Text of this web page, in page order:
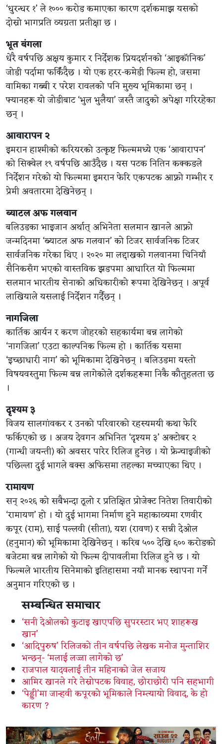
‘धुरन्धर १’ ले १००० करोड कमाएका कारण दर्शकमाझ यसको
दोस्रो भागप्रति व्यग्रता प्रतीक्षा छ ।
भूत बंगला
धेरै वर्षपछि अक्षय कुमार र निर्देशक प्रियदर्शनको ‘आइकॉनिक’
जोडी पर्दामा फर्किँदैछ । यो एक हरर-कमेडी फिल्म हो, जसमा
वामिका गब्बी र परेश रावलको पनि मुख्य भूमिकामा छन् ।
फ्यानहरू यो जोडीबाट ‘भुल भुलैया’ जस्तै जादुको अपेक्षा गरिरहेका
छन् ।
आवारापन २
इमरान हाश्मीको करियरको उत्कृष्ट फिल्ममध्ये एक ‘आवारापन’
को सिक्वेल १९ वर्षपछि आउँदैछ । यस पटक नितिन कक्कडले
निर्देशन गरेको यो फिल्ममा इमरान फेरि एकपटक आफ्नो गम्भीर र
प्रेमी अवतारमा देखिनेछन् ।
ब्याटल अफ गलवान
बलिउडका भाइजान अर्थात् अभिनेता सलमान खानले आफ्नो
जन्मदिनमा ‘ब्याटल अफ गलवान’ को टिजर सार्वजनिक टिजर
सार्वजनिक गरेका थिए । २०२० मा लद्दाखको गलवानमा चिनियाँ
सैनिकसँग भएको वास्तविक झडपमा आधारित यो फिल्ममा
सलमान भारतीय सेनाको अधिकारीको रूपमा देखिनेछन् । अपूर्व
लाखियाले यसलाई निर्देशन गर्दैछन् ।
नागजिला
कार्तिक आर्यन र करण जोहरको सहकार्यमा बन्न लागेको
‘नागजिला’ एउटा काल्पनिक फिल्म हो । कार्तिक यसमा
‘इच्छाधारी नाग’ को भूमिकामा देखिनेछन् । बलिउडमा यस्तो
विषयवस्तुमा फिल्म बन्न लागेकोले दर्शकहरूमा निकै कौतुहलता छ
।
दृश्यम ३
विजय सालगांवकर र उनको परिवारको रहस्यमयी कथा फेरि
फर्किएको छ । अजय देवगन अभिनित ‘दृश्यम ३’ अक्टोबर २
(गान्धी जयन्ती) को अवसर पारेर रिलिज हुनेछ । यो फ्रेन्चाइजीको
पछिल्ला दुई भागले बक्स अफिसमा तहल्का मच्चाएका थिए ।
रामायण
सन् २०२६ को सबैभन्दा ठूलो र प्रतिक्षित प्रोजेक्ट नितेश तिवारीको
‘रामायण’ हो । यो दुई भागमा निर्माण हुने महाकाव्यमा रणवीर
कपूर (राम), साई पल्लवी (सीता), यश (रावण) र सन्नी देओल
(हनुमान) को भूमिकामा देखिनेछन् । करिब ५०० देखि ६०० करोडको
बजेटमा बन्न लागेको यो फिल्म दीपावलीमा रिलिज हुने छ । यो
फिल्मले भारतीय सिनेमाको इतिहासमा नयाँ मानक स्थापना गर्ने
अनुमान गरिएको छ ।
सम्बन्धित समाचार
‘सनी देओलको कुटाइ खाएपछि सुपरस्टार भए शाहरूख
खान’
‘आदिपुरुष’ रिलिजको तीन वर्षपछि लेखक मनोज मुन्ताशिर
भन्छन्- ‘मलाई लज्जा लागेको छ’
राजपाल यादवलाई तीन महिनाको जेल सजाय
आमिर खानले गरे तेस्रोपटक विवाह, छोराछोरी पनि सहभागी
‘पेड्डी’मा जान्हवी कपूरको भूमिकाले निम्त्यायो विवाद, के हो
कारण ?